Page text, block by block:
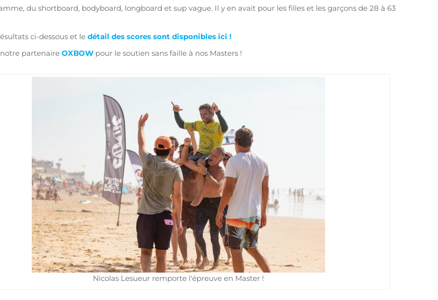
du shortboard, bodyboard, longboard et sup vague. Il y en avait pour les filles et les garçons de 28 à 63
ci-dessous et le détail des scores sont disponibles ici !
partenaire OXBOWpour le soutien sans faille à nos Masters !
Nicolas Lesueur remporte l'épreuve en Master !